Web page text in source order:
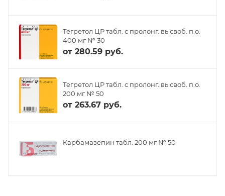
Тегретол ЦР табл. с пролонг. высвоб. п.о.
400 мг № 30
от 280.59 руб.
Тегретол ЦР табл. с пролонг. высвоб. п.о.
200 мг № 50
от 263.67 руб.
Карбамазепин табл. 200 мг № 50